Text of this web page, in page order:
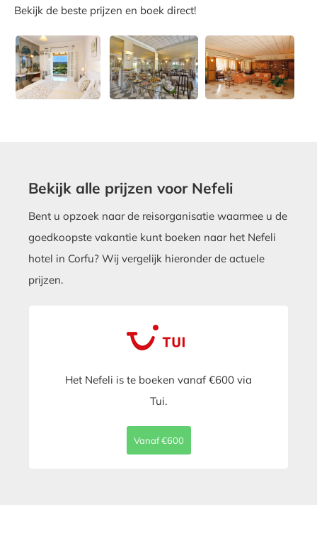
Bekijk de beste prijzen en boek direct!
Bekijk alle prijzen voor Nefeli
Bent u opzoek naar de reisorganisatie waarmee u de
goedkoopste vakantie kunt boeken naar het Nefeli
hotel in Corfu? Wij vergelijk hieronder de actuele
prijzen.
Het Nefeli is te boeken vanaf €600 via
Tui.
Vanaf €600